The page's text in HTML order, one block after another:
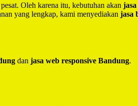
Oleh karena itu, kebutuhan akan
yang lengkap, kami menyediakan jasa
dan jasa web responsive Bandung.